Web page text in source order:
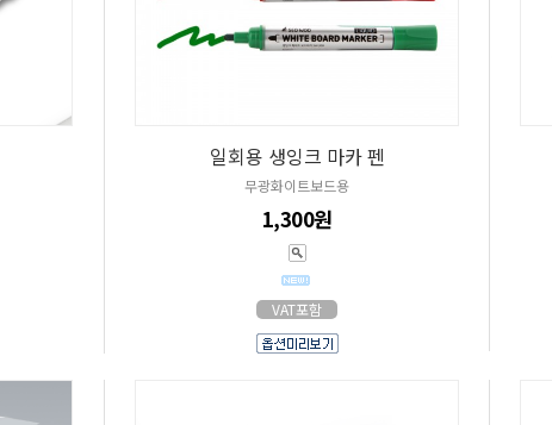
일회용 생잉크 마카 펜
무광화이트보드용
1,300원
VAT포함